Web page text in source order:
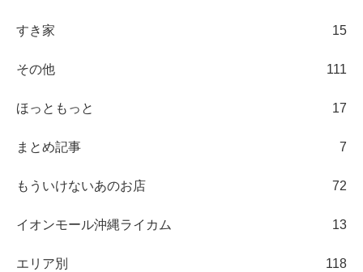
すき家 15
その他 111
ほっともっと 17
まとめ記事 7
もういけないあのお店 72
イオンモール沖縄ライカム 13
エリア別 118